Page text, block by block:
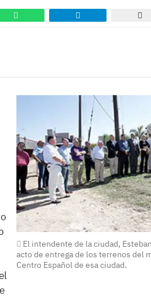
El intendente de la ciudad,
acto de entrega de los terrenos del
Centro Español de esa ciudad.